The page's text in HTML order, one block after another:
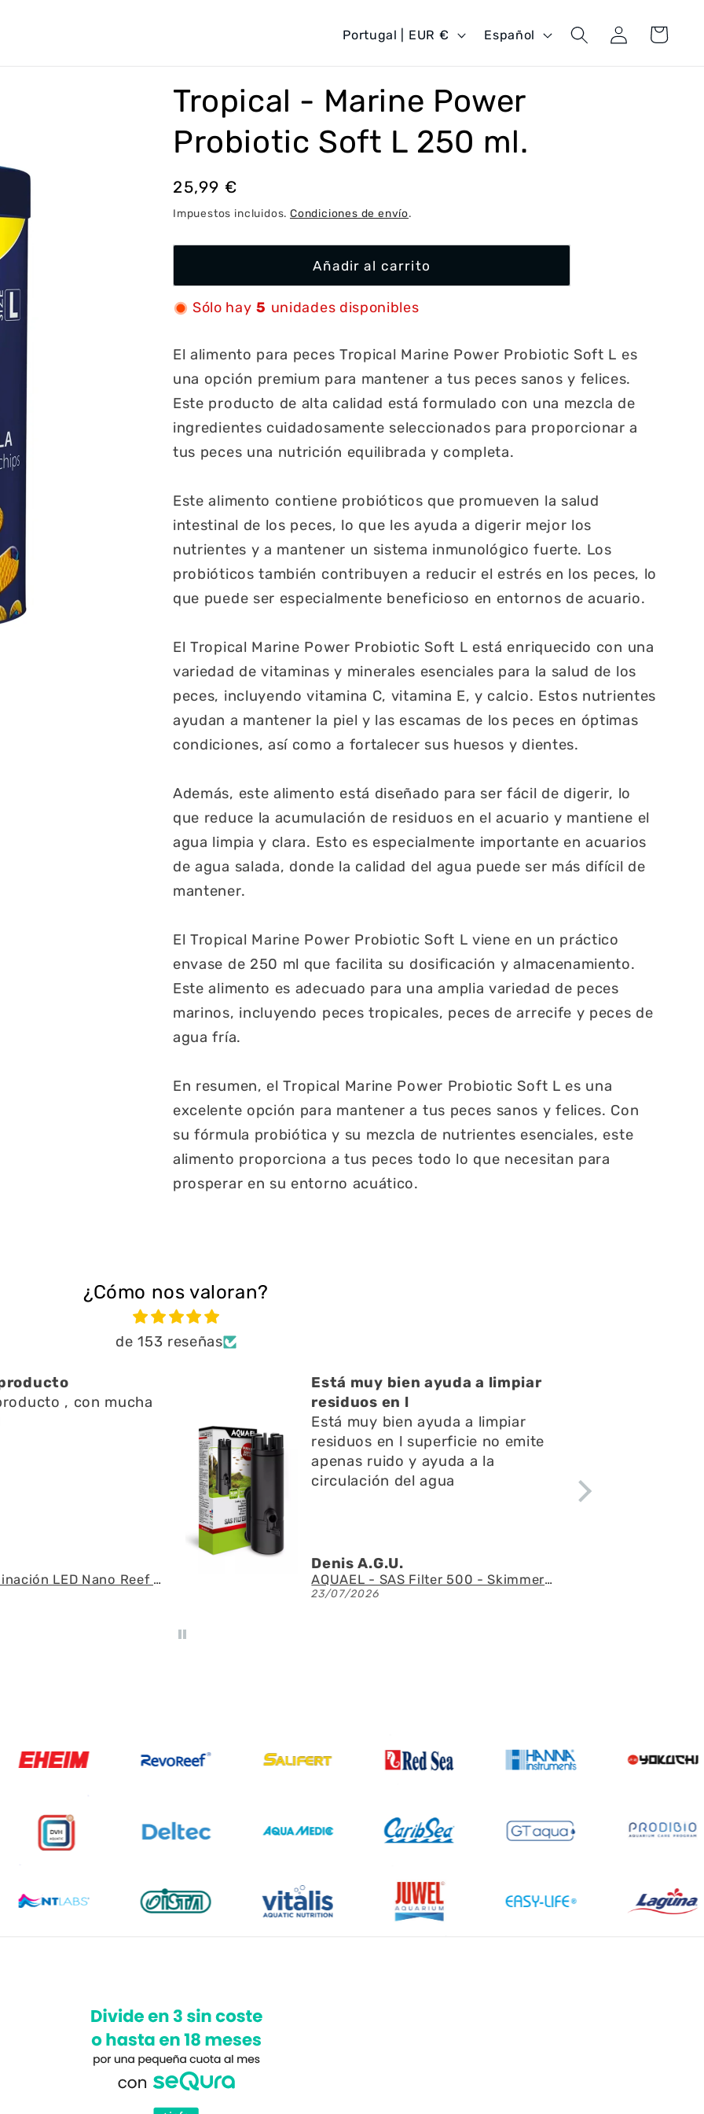
P
s
/
r
i
ó
n
Portugal | EUR €
o
Español
Iniciar
sesión
Carrito
Tropical - Marine Power
Probiotic Soft L 250 ml.
Precio
habitual
25,99 €
Impuestos incluidos. Condiciones de envío.
Añadir al carrito
Sólo hay 5 unidades disponibles
El alimento para peces Tropical Marine Power Probiotic Soft L es
una opción premium para mantener a tus peces sanos y felices.
Este producto de alta calidad está formulado con una mezcla de
ingredientes cuidadosamente seleccionados para proporcionar a
tus peces una nutrición equilibrada y completa.
Este alimento contiene probióticos que promueven la salud
intestinal de los peces, lo que les ayuda a digerir mejor los
nutrientes y a mantener un sistema inmunológico fuerte. Los
probióticos también contribuyen a reducir el estrés en los peces, lo
que puede ser especialmente beneficioso en entornos de acuario.
El Tropical Marine Power Probiotic Soft L está enriquecido con una
variedad de vitaminas y minerales esenciales para la salud de los
peces, incluyendo vitamina C, vitamina E, y calcio. Estos nutrientes
ayudan a mantener la piel y las escamas de los peces en óptimas
condiciones, así como a fortalecer sus huesos y dientes.
Además, este alimento está diseñado para ser fácil de digerir, lo
que reduce la acumulación de residuos en el acuario y mantiene el
agua limpia y clara. Esto es especialmente importante en acuarios
de agua salada, donde la calidad del agua puede ser más difícil de
mantener.
El Tropical Marine Power Probiotic Soft L viene en un práctico
envase de 250 ml que facilita su dosificación y almacenamiento.
Este alimento es adecuado para una amplia variedad de peces
marinos, incluyendo peces tropicales, peces de arrecife y peces de
agua fría.
En resumen, el Tropical Marine Power Probiotic Soft L es una
excelente opción para mantener a tus peces sanos y felices. Con
su fórmula probiótica y su mezcla de nutrientes esenciales, este
alimento proporciona a tus peces todo lo que necesitan para
prosperar en su entorno acuático.
¿Cómo nos valoran?
de 153 reseñas
ayuda a limpiar
l
ayuda a limpiar
AQUAEL - SAS Filter 500 - Skimmer de superficie
Una atención muy buena
Una atención muy buena,amables
y respondieron rápido todas mis
preguntas y consultas,el envío
fue rápido y el acuario se ve
espectacular
Ángel l.Z.p.
Acuario con mueble AQUAEL GLOSSY 150 BLACK de 405 litros
21/07/2026